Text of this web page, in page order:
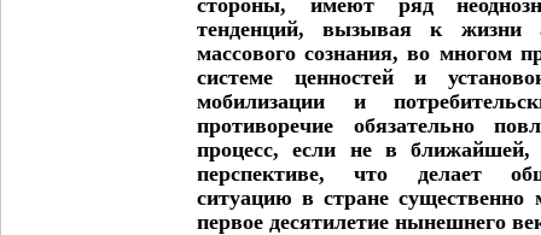
тенденций, вызывая к жизни
массового сознания, во многом
системе ценностей и
мобилизации и
противоречие обязательно
процесс, если не в ближайшей,
перспективе, что делает
ситуацию в стране существенно
первое десятилетие нынешнего